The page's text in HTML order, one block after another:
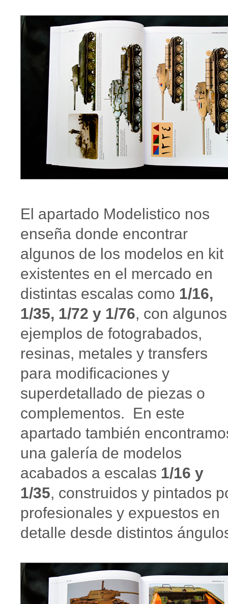
El apartado Modelistico nos
enseña donde encontrar
algunos de los modelos en kit
existentes en el mercado en
distintas escalas como 1/16,
1/35, 1/72 y 1/76, con algunos
ejemplos de fotograbados,
resinas, metales y transfers
para modificaciones y
superdetallado de piezas o
complementos. En este
apartado también
una galería de modelos
acabados a escalas 1/16 y
1/35, construidos y pintados
profesionales y expuestos en
detalle desde distintos